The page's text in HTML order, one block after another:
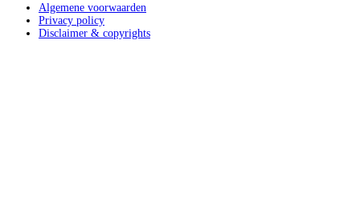
Algemene voorwaarden
Privacy policy
Disclaimer & copyrights